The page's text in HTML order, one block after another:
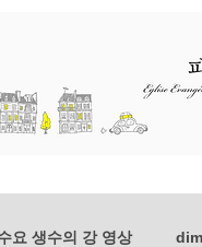
요 생수의 강 영상